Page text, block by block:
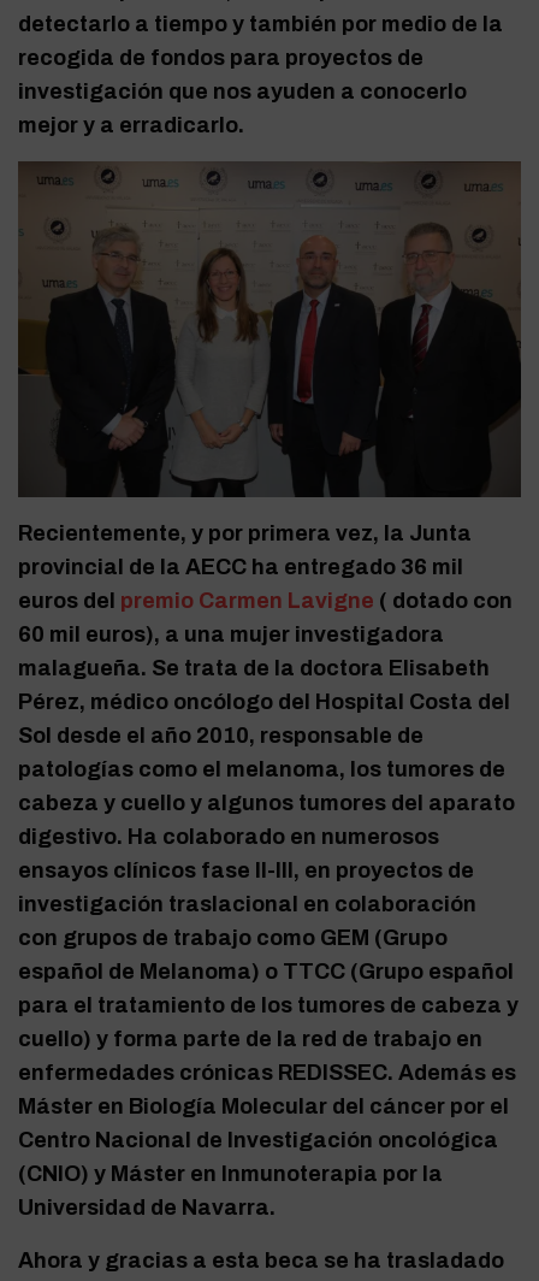
detectarlo a tiempo y también por medio de la
recogida de fondos para proyectos de
investigación que nos ayuden a conocerlo
mejor y a erradicarlo.
Recientemente, y por primera vez, la Junta
provincial de la AECC ha entregado 36 mil
euros del premio Carmen Lavigne ( dotado con
60 mil euros), a una mujer investigadora
malagueña. Se trata de la doctora Elisabeth
Pérez, médico oncólogo del Hospital Costa del
Sol desde el año 2010, responsable de
patologías como el melanoma, los tumores de
cabeza y cuello y algunos tumores del aparato
digestivo. Ha colaborado en numerosos
ensayos clínicos fase II-III, en proyectos de
investigación traslacional en colaboración
con grupos de trabajo como GEM (Grupo
español de Melanoma) o TTCC (Grupo español
para el tratamiento de los tumores de cabeza y
cuello) y forma parte de la red de trabajo en
enfermedades crónicas REDISSEC. Además es
Máster en Biología Molecular del cáncer por el
Centro Nacional de Investigación oncológica
(CNIO) y Máster en Inmunoterapia por la
Universidad de Navarra.
Ahora y gracias a esta beca se ha trasladado